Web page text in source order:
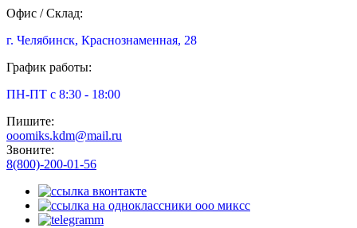
Офис / Склад:
г. Челябинск, Краснознаменная, 28
График работы:
ПН-ПТ с 8:30 - 18:00
Пишите:
ooomiks.kdm@mail.ru
Звоните:
8(800)-200-01-56